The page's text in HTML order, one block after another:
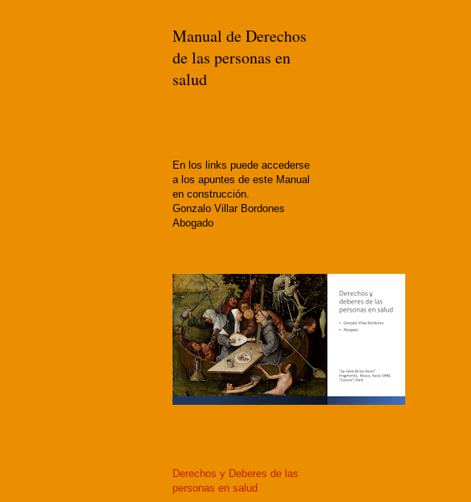
Manual de Derechos
de las personas en
salud
En los links puede accederse
a los apuntes de este Manual
en construcción.
Gonzalo Villar Bordones
Abogado
Derechos y Deberes de las
personas en salud